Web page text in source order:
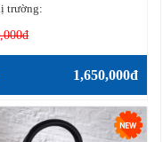
trường:
1,650,000đ